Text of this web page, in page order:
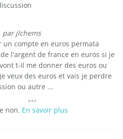
par jlchems
un compte en euros permata
l'argent de france en euros si je
t-il me donner des euros ou
veux des euros et vais je perdre
ou autre ...
non. En savoir plus